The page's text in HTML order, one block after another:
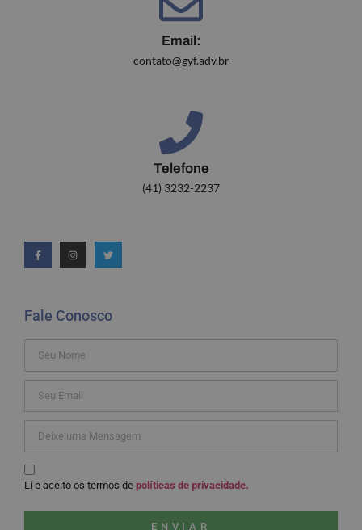
Email:
contato@gyf.adv.br
Telefone
(41) 3232-2237
Fale Conosco
Li e aceito os termos de políticas de privacidade.
ENVIAR